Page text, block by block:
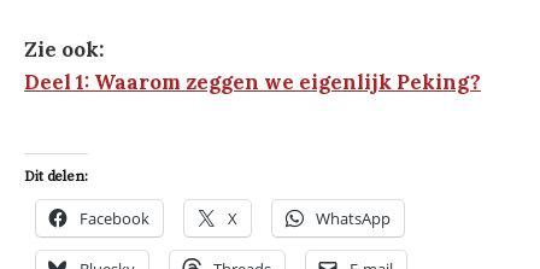
Zie ook:
Deel 1: Waarom zeggen we eigenlijk Peking?
Dit delen:
Facebook X WhatsApp